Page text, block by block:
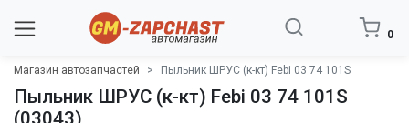
0
Магазин автозапчастей Пыльник ШРУС (к-кт) Febi 03 74 101S
Пыльник ШРУС (к-кт) Febi 03 74 101S
(03043)